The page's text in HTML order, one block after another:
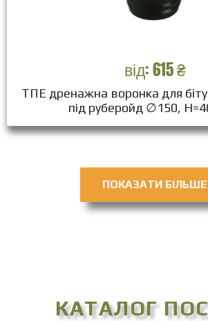
від:615₴
ТПЕ дренажна воронка для
під руберойд ∅150,
ПОКАЗАТИ БІЛЬШЕ
КАТАЛОГ